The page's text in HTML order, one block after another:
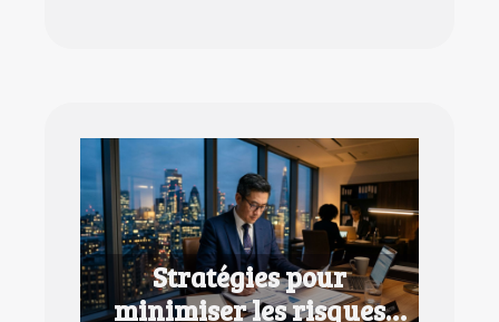
Stratégies pour
minimiser les risques